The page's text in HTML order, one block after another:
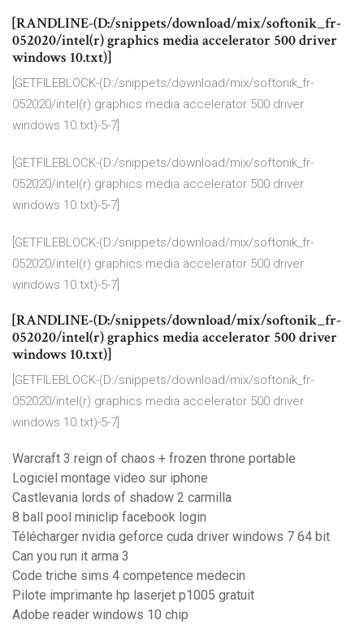
[RANDLINE-(D:/snippets/download/mix/softonik_fr-
052020/intel(r) graphics media accelerator 500 driver
windows 10.txt)]
[GETFILEBLOCK-(D:/snippets/download/mix/softonik_fr-
052020/intel(r) graphics media accelerator 500 driver
windows 10.txt)-5-7]
[GETFILEBLOCK-(D:/snippets/download/mix/softonik_fr-
052020/intel(r) graphics media accelerator 500 driver
windows 10.txt)-5-7]
[GETFILEBLOCK-(D:/snippets/download/mix/softonik_fr-
052020/intel(r) graphics media accelerator 500 driver
windows 10.txt)-5-7]
[RANDLINE-(D:/snippets/download/mix/softonik_fr-
052020/intel(r) graphics media accelerator 500 driver
windows 10.txt)]
[GETFILEBLOCK-(D:/snippets/download/mix/softonik_fr-
052020/intel(r) graphics media accelerator 500 driver
windows 10.txt)-5-7]
Warcraft 3 reign of chaos + frozen throne portable
Logiciel montage video sur iphone
Castlevania lords of shadow 2 carmilla
8 ball pool miniclip facebook login
Télécharger nvidia geforce cuda driver windows 7 64 bit
Can you run it arma 3
Code triche sims 4 competence medecin
Pilote imprimante hp laserjet p1005 gratuit
Adobe reader windows 10 chip